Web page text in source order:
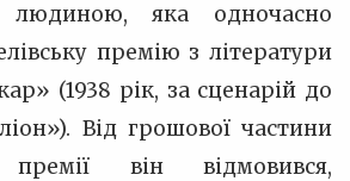
яка одночасно
премію з літератури
(1938 рік, за сценарій до
Від грошової частини
премії він відмовився,